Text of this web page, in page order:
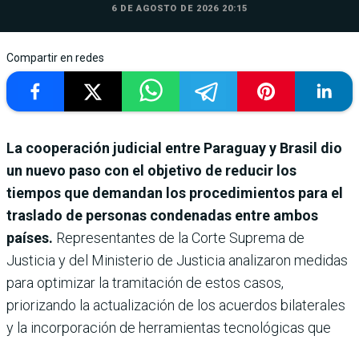
6 DE AGOSTO DE 2026 20:15
Compartir en redes
La cooperación judicial entre Paraguay y Brasil dio
un nuevo paso con el objetivo de reducir los
tiempos que demandan los procedimientos para el
traslado de personas condenadas entre ambos
países. Representantes de la Corte Suprema de
Justicia y del Ministerio de Justicia analizaron medidas
para optimizar la tramitación de estos casos,
priorizando la actualización de los acuerdos bilaterales
y la incorporación de herramientas tecnológicas que